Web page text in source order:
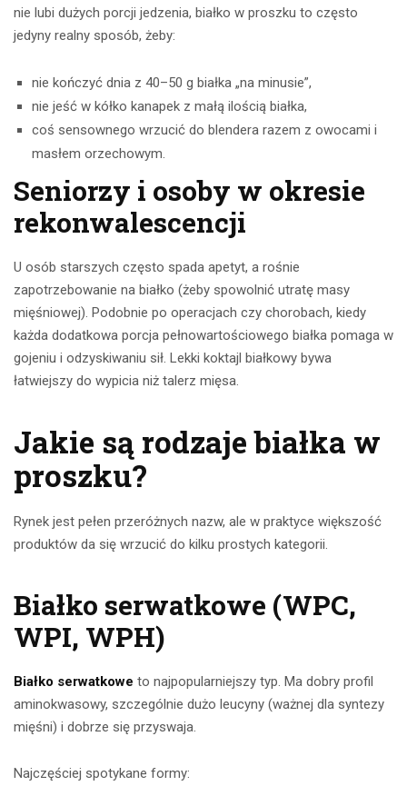
nie lubi dużych porcji jedzenia, białko w proszku to często
jedyny realny sposób, żeby:
nie kończyć dnia z 40–50 g białka „na minusie”,
nie jeść w kółko kanapek z małą ilością białka,
coś sensownego wrzucić do blendera razem z owocami i
masłem orzechowym.
Seniorzy i osoby w okresie
rekonwalescencji
U osób starszych często spada apetyt, a rośnie
zapotrzebowanie na białko (żeby spowolnić utratę masy
mięśniowej). Podobnie po operacjach czy chorobach, kiedy
każda dodatkowa porcja pełnowartościowego białka pomaga w
gojeniu i odzyskiwaniu sił. Lekki koktajl białkowy bywa
łatwiejszy do wypicia niż talerz mięsa.
Jakie są rodzaje białka w
proszku?
Rynek jest pełen przeróżnych nazw, ale w praktyce większość
produktów da się wrzucić do kilku prostych kategorii.
Białko serwatkowe (WPC,
WPI, WPH)
Białko serwatkowe to najpopularniejszy typ. Ma dobry profil
aminokwasowy, szczególnie dużo leucyny (ważnej dla syntezy
mięśni) i dobrze się przyswaja.
Najczęściej spotykane formy: